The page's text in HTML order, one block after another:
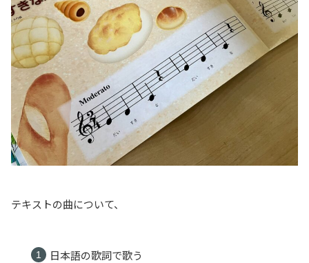
テキストの曲について、
日本語の歌詞で歌う